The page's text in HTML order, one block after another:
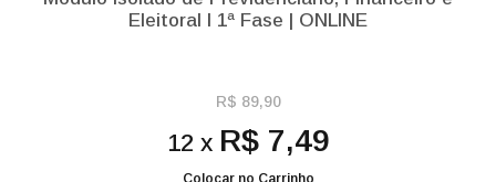
Eleitoral l 1ª Fase | ONLINE
R$ 89,90
12 x R$ 7,49
Colocar no Carrinho